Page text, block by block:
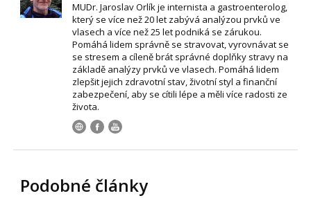
MUDr. Jaroslav Orlík je internista a gastroenterolog,
který se více než 20 let zabývá analýzou prvků ve
vlasech a více než 25 let podniká se zárukou.
Pomáhá lidem správně se stravovat, vyrovnávat se
se stresem a cíleně brát správné doplňky stravy na
základě analýzy prvků ve vlasech. Pomáhá lidem
zlepšit jejich zdravotní stav, životní styl a finanční
zabezpečení, aby se cítili lépe a měli více radosti ze
života.
Podobné články